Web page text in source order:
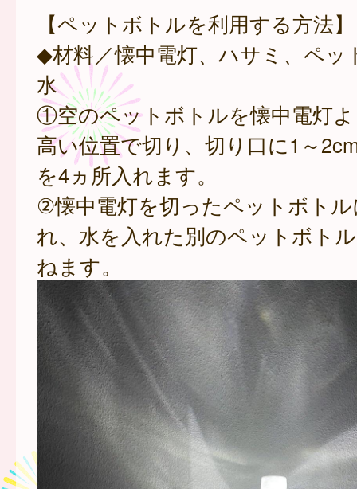
【ペットボトルを利用する方法】
◆材料／懐中電灯、ハサミ、ペッ
水
①空のペットボトルを懐中電灯
高い位置で切り、切り口に1～
を4ヵ所入れます。
②懐中電灯を切ったペットボト
れ、水を入れた別のペットボト
ねます。